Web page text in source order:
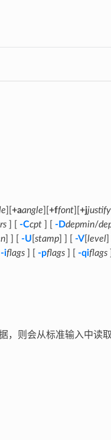
+aangle +ffont][ +jjustify
] [ -Ccpt] [ -Ddepmin/
] ] [ -U stamp] ] [ -V[ level]
-iflags] [ -pflags] [ -qiflags
，则会从标准输入中读取